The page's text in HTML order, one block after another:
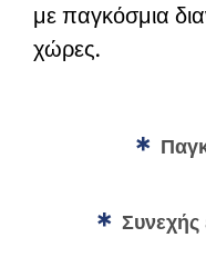
με παγκόσμια
χώρες.
Συνεχής